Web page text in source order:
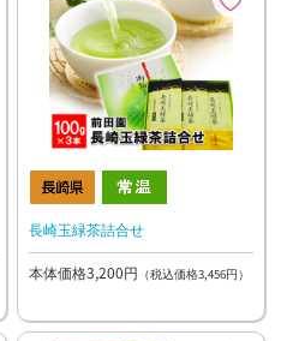
長崎玉緑茶詰合せ
本体価格3,200円 （税込価格3,456円）